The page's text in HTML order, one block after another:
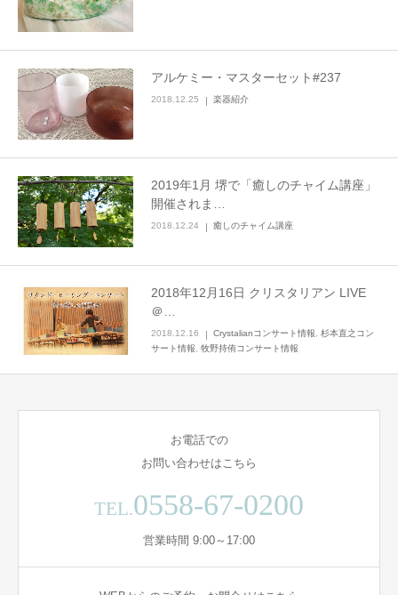
アルケミー・マスターセット#237
2018.12.25 楽器紹介
2019年1月 堺で「癒しのチャイム講座」
開催されま…
2018.12.24 癒しのチャイム講座
2018年12月16日 クリスタリアン LIVE
＠…
2018.12.16 Crystalianコンサート情報
杉本直之コン
サート情報
牧野持侑コンサート情報
お電話での
お問い合わせはこちら
TEL.0558-67-0200
営業時間 9:00～17:00